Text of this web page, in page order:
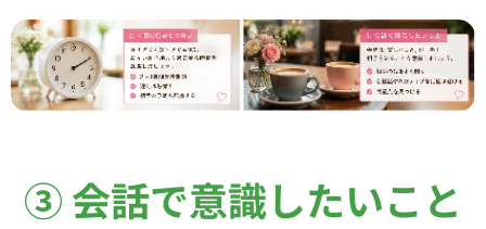
③ 会話で意識したいこと